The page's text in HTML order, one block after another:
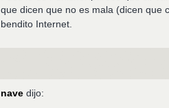
que dicen que no es mala (dicen que
bendito Internet.
nave dijo: